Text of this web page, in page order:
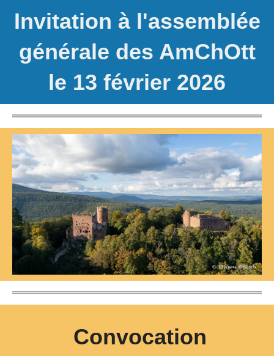
Invitation à l'assemblée
générale des AmChOtt
le 13 février 2026
Convocation